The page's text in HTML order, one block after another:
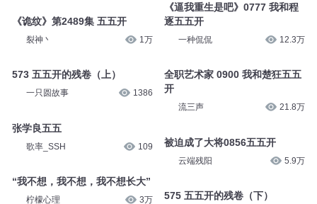
《诡纹》第2489集 五五开
裂神丶 1万
573 五五开的残卷（上）
一只圆故事 1386
张学良五五
歌率_SSH 109
“我不想，我不想，我不想长大”
柠檬心理 3万
《逼我重生是吧》0777 我和程
逐五五开
一种侃侃 12.3万
全职艺术家 0900 我和楚狂五五
开
流三声 21.8万
被迫成了大将0856五五开
云端残阳 5.9万
575 五五开的残卷（下）